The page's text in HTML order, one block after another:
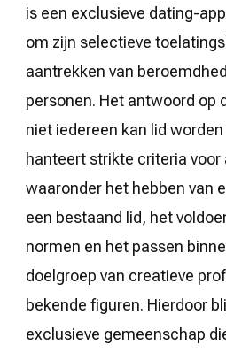
is een exclusieve dating-
om zijn selectieve
aantrekken van
personen. Het antwoord op
niet iedereen kan lid worden
hanteert strikte criteria
waaronder het hebben van
een bestaand lid, het
normen en het passen
doelgroep van creatieve
bekende figuren. Hierdoor
exclusieve gemeenschap